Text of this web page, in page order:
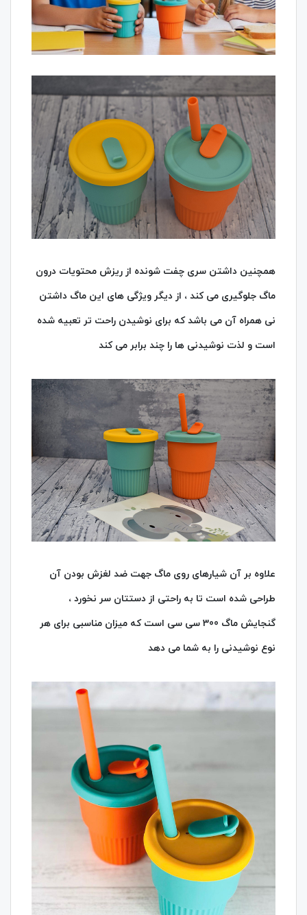
همچنین داشتن سری چفت شونده از ریزش محتویات درون
ماگ جلوگیری می کند ، از دیگر ویژگی های این ماگ داشتن
نی همراه آن می باشد که برای نوشیدن راحت تر تعبیه شده
است و لذت نوشیدنی ها را چند برابر می کند
علاوه بر آن شیارهای روی ماگ جهت ضد لغزش بودن آن
طراحی شده است تا به راحتی از دستتان سر نخورد ،
گنجایش ماگ 300 سی سی است که میزان مناسبی برای هر
نوع نوشیدنی را به شما می دهد